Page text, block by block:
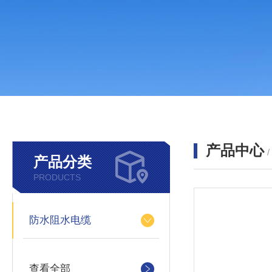
产品分类
PRODUCTS
防水阻水电缆
查看全部
产品中心 /